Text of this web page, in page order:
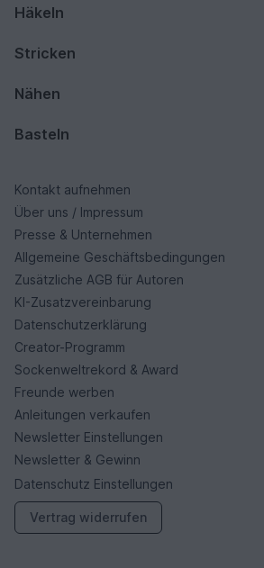
Häkeln
Stricken
Nähen
Basteln
Kontakt aufnehmen
Über uns / Impressum
Presse & Unternehmen
Allgemeine Geschäftsbedingungen
Zusätzliche AGB für Autoren
KI-Zusatzvereinbarung
Datenschutzerklärung
Creator-Programm
Sockenweltrekord & Award
Freunde werben
Anleitungen verkaufen
Newsletter Einstellungen
Newsletter & Gewinn
Datenschutz Einstellungen
Vertrag widerrufen